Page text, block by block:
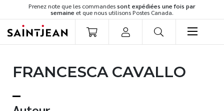
Prenez note que les commandessont expédiées une fois par
semaine et que nous utilisons Postes Canada.
Romans
Développement personnel
FRANCESCA CAVALLO